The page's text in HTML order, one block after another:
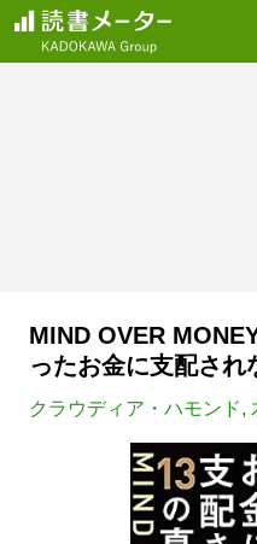
MIND OVER
ったお金に支配され
クラウディア・ハモンド,